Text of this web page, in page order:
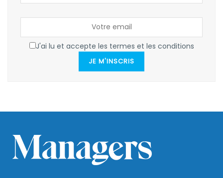
J'ai lu et accepte les termes et les conditions
JE M'INSCRIS